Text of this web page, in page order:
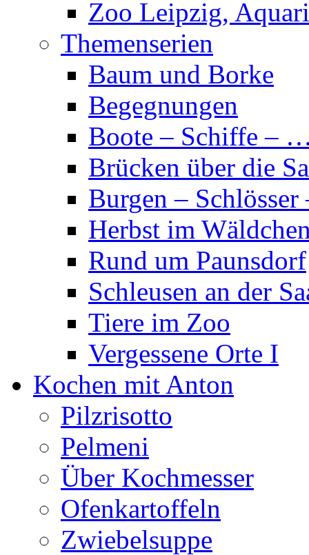
Zoo Leipzig,
Themenserien
Baum und Borke
Begegnungen
Boote – Schiffe –
Brücken über die
Burgen –
Herbst im
Rund um Paunsdorf
Schleusen an der
Tiere im Zoo
Vergessene Orte I
Kochen mit Anton
Pilzrisotto
Pelmeni
Über Kochmesser
Ofenkartoffeln
Zwiebelsuppe